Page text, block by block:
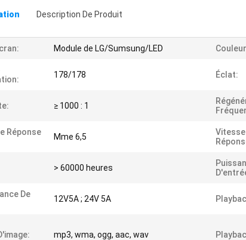
Description De Produit
Module de LG/Sumsung/LED
178/178 Éclat:
≥ 1000 : 1
Réponse
Mme 6,5
Vitesse
> 60000 heures
De
12V5A ; 24V 5A
mp3, wma, ogg, aac, wav